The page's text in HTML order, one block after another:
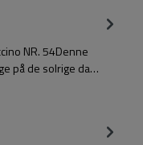
NR. 54Denne
på de solrige da…